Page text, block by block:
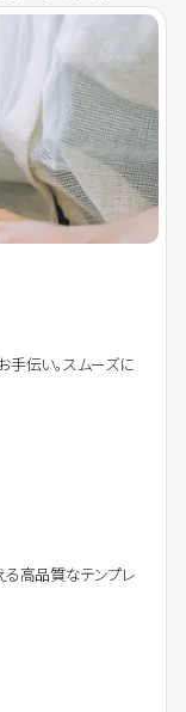
手伝い。スムーズに
る高品質なテンプレ